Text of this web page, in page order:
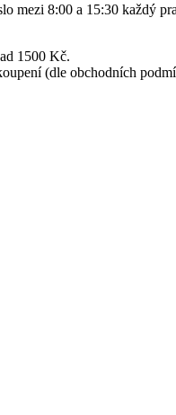
mezi 8:00 a 15:30 každý
1500 Kč.
(dle obchodních